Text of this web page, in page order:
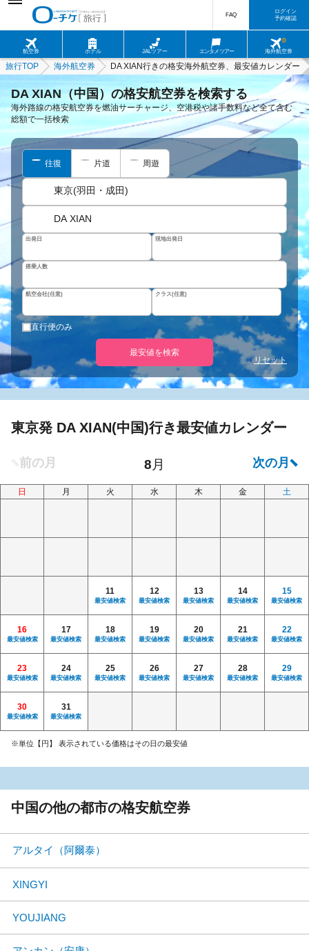
航空券 ホテル JALツアー エンタメツアー 海外航空券
FAQ
ログイン
予約確認
旅行TOP 海外航空券 DA XIAN行きの格安海外航空券、最安値カレンダー
DA XIAN（中国）の格安航空券を検索する
海外路線の格安航空券を燃油サーチャージ、空港税や諸手数料など全て含む
総額で一括検索
往復 片道 周遊
東京(羽田・成田)
DA XIAN
出発日 現地出発日
搭乗人数
航空会社(任意) クラス(任意)
直行便のみ
最安値を検索
リセット
東京発 DA XIAN(中国)行き最安値カレンダー
日 月 火 水 木 金 土
11
最安値検索
12
最安値検索
13
最安値検索
14
最安値検索
15
最安値検索
16
最安値検索
17
最安値検索
18
最安値検索
19
最安値検索
20
最安値検索
21
最安値検索
22
最安値検索
23
最安値検索
24
最安値検索
25
最安値検索
26
最安値検索
27
最安値検索
28
最安値検索
29
最安値検索
30
最安値検索
31
最安値検索
※単位【円】 表示されている価格はその日の最安値
中国の他の都市の格安航空券
アルタイ（阿爾泰）
XINGYI
YOUJIANG